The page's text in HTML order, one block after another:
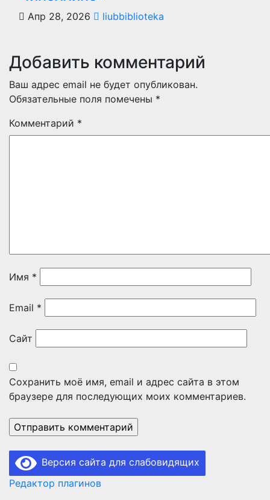
Апр 28, 2026 liubbiblioteka
Добавить комментарий
Ваш адрес email не будет опубликован.
Обязательные поля помечены *
Комментарий *
Имя *
Email *
Сайт
Сохранить моё имя, email и адрес сайта в этом
браузере для последующих моих комментариев.
Версия сайта для слабовидящих
Редактор плагинов